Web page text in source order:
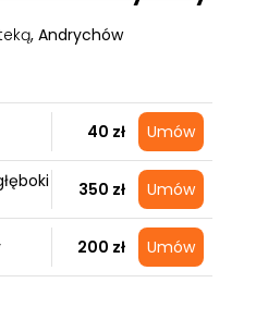
, Andrychów
40 zł Umów
350 zł Umów
200 zł Umów